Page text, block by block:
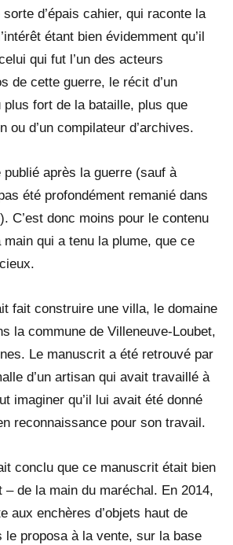
d’épais cahier, qui raconte la
étant bien évidemment qu’il
qui fut l’un des acteurs
de cette guerre, le récit d’un
plus fort de la bataille, plus que
ou d’un compilateur d’archives.
après la guerre (sauf à
été profondément remanié dans
C’est donc moins pour le contenu
main qui a tenu la plume, que ce
fait construire une villa, le domaine
la commune de Villeneuve-Loubet,
Le manuscrit a été retrouvé par
d’un artisan qui avait travaillé à
imaginer qu’il lui avait été donné
reconnaissance pour son travail.
conclu que ce manuscrit était bien
– de la main du maréchal. En 2014,
aux enchères d’objets haut de
le proposa à la vente, sur la base